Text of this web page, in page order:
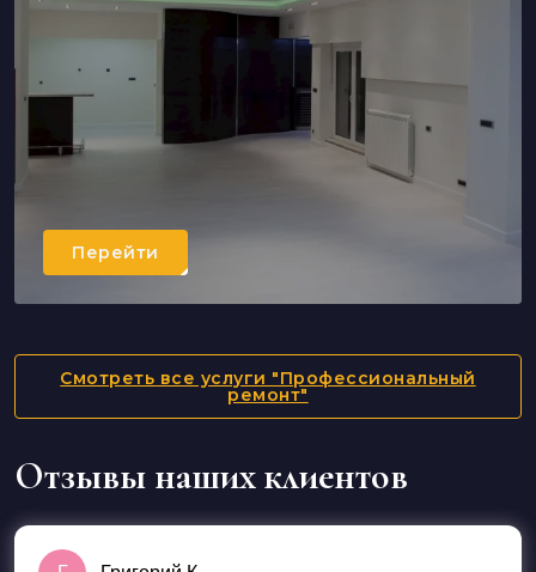
Перейти
Капитальный ремонт Перейти
Смотреть все услуги "Профессиональный
ремонт"
Отзывы наших клиентов